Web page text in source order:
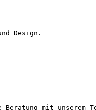
Design.
mit unserem